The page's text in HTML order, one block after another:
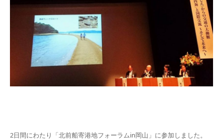
2日間にわたり「北前船寄港地フォーラムin岡山」に参加しました。